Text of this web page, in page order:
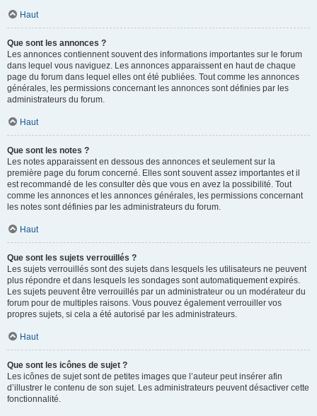
Haut
Que sont les annonces ?
Les annonces contiennent souvent des informations importantes sur le forum
dans lequel vous naviguez. Les annonces apparaissent en haut de chaque
page du forum dans lequel elles ont été publiées. Tout comme les annonces
générales, les permissions concernant les annonces sont définies par les
administrateurs du forum.
Haut
Que sont les notes ?
Les notes apparaissent en dessous des annonces et seulement sur la
première page du forum concerné. Elles sont souvent assez importantes et il
est recommandé de les consulter dès que vous en avez la possibilité. Tout
comme les annonces et les annonces générales, les permissions concernant
les notes sont définies par les administrateurs du forum.
Haut
Que sont les sujets verrouillés ?
Les sujets verrouillés sont des sujets dans lesquels les utilisateurs ne peuvent
plus répondre et dans lesquels les sondages sont automatiquement expirés.
Les sujets peuvent être verrouillés par un administrateur ou un modérateur du
forum pour de multiples raisons. Vous pouvez également verrouiller vos
propres sujets, si cela a été autorisé par les administrateurs.
Haut
Que sont les icônes de sujet ?
Les icônes de sujet sont de petites images que l’auteur peut insérer afin
d’illustrer le contenu de son sujet. Les administrateurs peuvent désactiver cette
fonctionnalité.